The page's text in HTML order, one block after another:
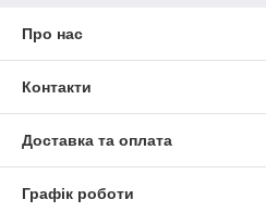
Про нас
Контакти
Доставка та оплата
Графік роботи